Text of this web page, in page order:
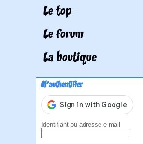
Le top
Le forum
La boutique
M'authentifier
Identifiant ou adresse e-mail